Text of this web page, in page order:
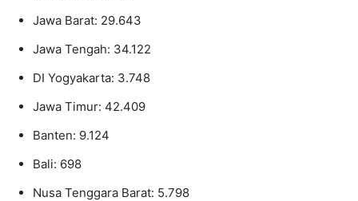
Jawa Barat: 29.643
Jawa Tengah: 34.122
DI Yogyakarta: 3.748
Jawa Timur: 42.409
Banten: 9.124
Bali: 698
Nusa Tenggara Barat: 5.798